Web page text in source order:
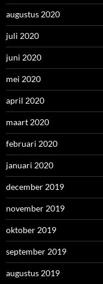
augustus 2020
juli 2020
juni 2020
mei 2020
april 2020
maart 2020
februari 2020
januari 2020
december 2019
november 2019
oktober 2019
september 2019
augustus 2019